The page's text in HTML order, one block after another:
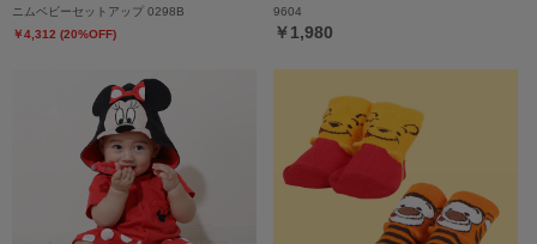
ニムベビーセットアップ 0298B
￥4,312 (20%OFF)
9604
￥1,980